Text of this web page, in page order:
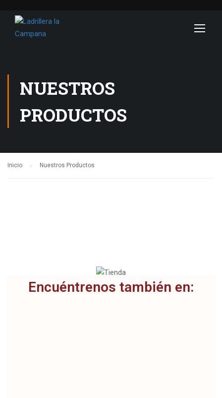
NUESTROS
PRODUCTOS
Inicio Nuestros Productos
Encuéntrenos también en: